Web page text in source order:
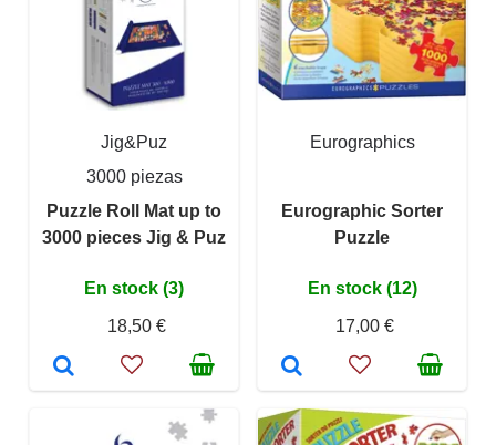
Jig&Puz
3000 piezas
Puzzle Roll Mat up to
3000 pieces Jig & Puz
En stock (3)
18,50 €
Eurographics
Eurographic Sorter
Puzzle
En stock (12)
17,00 €